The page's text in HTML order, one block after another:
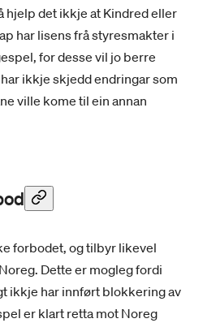
hjelp det ikkje at Kindred eller
har lisens frå styresmakter i
for desse vil jo berre
ikkje skjedd endringar som
ville kome til ein annan
forbodet, og tilbyr likevel
Dette er mogleg fordi
ikkje har innført blokkering av
er klart retta mot Noreg